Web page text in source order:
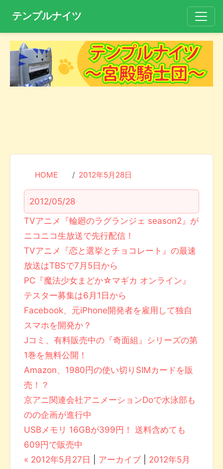
テンプルナイツ
HOME 2012年5月28日
2012/05/28
TVアニメ『輪廻のラグランジェ season2』が
ニコニコ生放送で先行配信！
TVアニメ『恋と選挙とチョコレート』の最速
放送はTBSで7月5日から
PC『魔法少女まどか☆マギカ オンライン』
テスター募集は6月1日から
Facebook、元iPhone開発者を雇用して独自
スマホを開発か？
Jコミ、有料販売中の『奇面組』シリーズの第
1巻を無料公開！
Amazon、1980円の使い切りSIMカードを販
売！？
京アニ関連会社アニメーションDoで水泳部も
のの企画が進行中
USBメモリ 16GBが399円！ 送料含めても
609円で販売中
« 2012年5月27日
アーカイブ
2012年5月